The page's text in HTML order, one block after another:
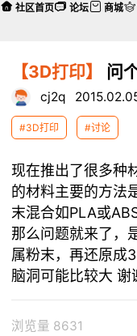
【3D打印】 问
cj2q
#3D打印 #讨论
现在推出了很多种
的材料主要的方法
末混合如PLA或
那么问题就来了，
属粉末，再还原成
脑洞可能比较大
浏览量 8631
社区首页 论坛 商城